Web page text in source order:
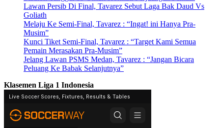
Lawan Persib Di Final, Tavarez Sebut Laga Bak Daud Vs
Goliath
Melaju Ke Semi-Final, Tavarez : “Ingat! ini Hanya Pra-
Musim”
Kunci Tiket Semi-Final, Tavarez : “Target Kami Semua
Pemain Merasakan Pra-Musim”
Jelang Lawan PSMS Medan, Tavarez : “Jangan Bicara
Peluang Ke Babak Selanjutnya”
Klasemen Liga 1 Indonesia